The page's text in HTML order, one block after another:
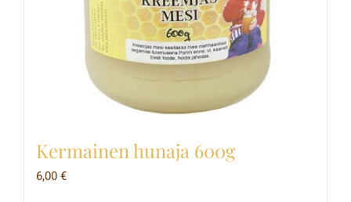
Kermainen hunaja 600g
6,00 €